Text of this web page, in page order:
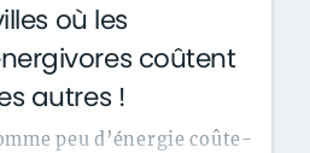
où les
coûtent
autres !
peu d’énergie coûte-